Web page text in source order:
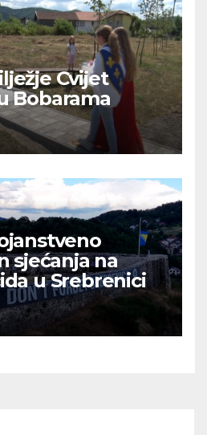
Cvijet
Bobarama
sjećanja na
u Srebrenici